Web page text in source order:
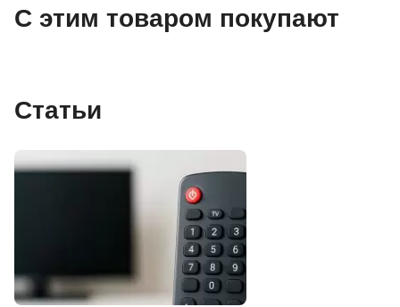
С этим товаром покупают
Статьи